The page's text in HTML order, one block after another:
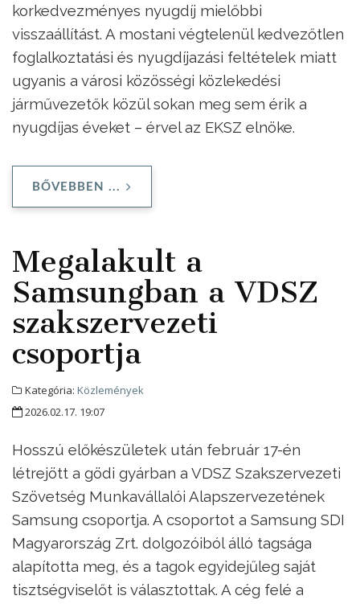
korkedvezményes nyugdíj mielőbbi
visszaállítást. A mostani végtelenül kedvezőtlen
foglalkoztatási és nyugdíjazási feltételek miatt
ugyanis a városi közösségi közlekedési
járművezetők közül sokan meg sem érik a
nyugdíjas éveket – érvel az EKSZ elnöke.
BŐVEBBEN ...
Megalakult a
Samsungban a VDSZ
szakszervezeti
csoportja
Kategória: Közlemények
2026.02.17. 19:07
Hosszú előkészületek után február 17-én
létrejött a gödi gyárban a VDSZ Szakszervezeti
Szövetség Munkavállalói Alapszervezetének
Samsung csoportja. A csoportot a Samsung SDI
Magyarország Zrt. dolgozóiból álló tagsága
alapította meg, és a tagok egyidejűleg saját
tisztségviselőt is választottak. A cég felé a